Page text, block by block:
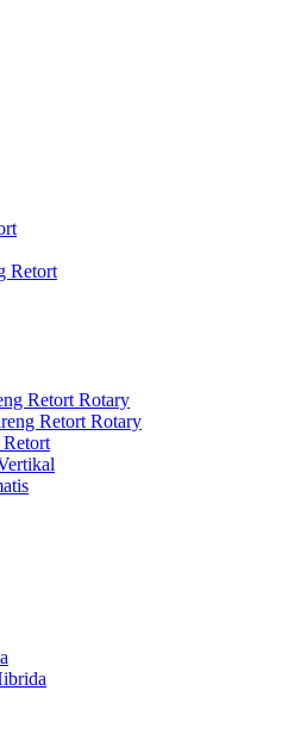
Retort
Retort Rotary
Retort Rotary